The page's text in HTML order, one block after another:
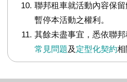
聯邦租車就活動內容保留
暫停本活動之權利。
其餘未盡事宜，悉依聯
常見問題 及 定型化契約相